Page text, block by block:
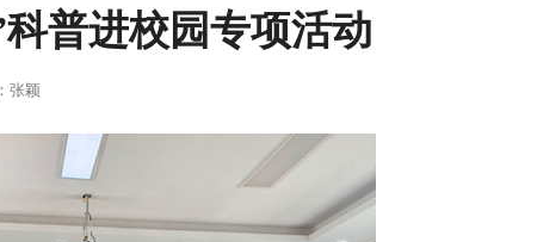
普进校园专项活动
：张颖